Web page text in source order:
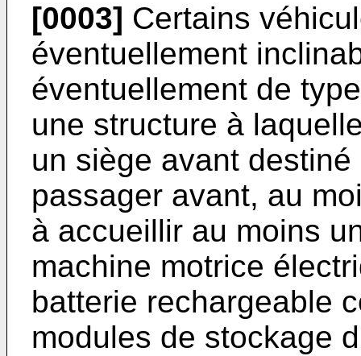
[0003] Certains
éventuellement
éventuellement de
une structure à
un siège avant
passager avant, au
à accueillir au moins
machine motrice
batterie rechargeable
modules de stockage